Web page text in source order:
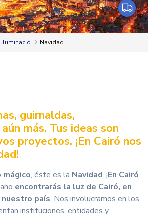
Il·luminació Navidad
guirnaldas,
más. Tus ideas son
proyectos. ¡En Cairó nos
mágico, éste es la Navidad. ¡En Cairó
encontrarás la luz de Cairó, en
país. Nos involucramos en los
instituciones, entidades y